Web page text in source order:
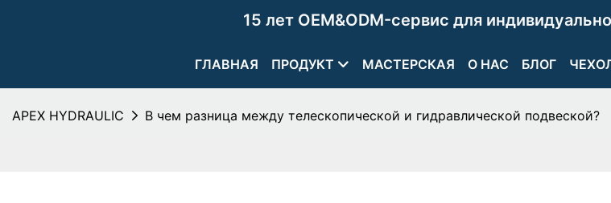
15 лет OEM&ODM-сервис для
ГЛАВНАЯ ПРОДУКТ МАСТЕРСКАЯ О НАС БЛОГ
APEX HYDRAULIC В чем разница между телескопической и гидравлической подвеской?